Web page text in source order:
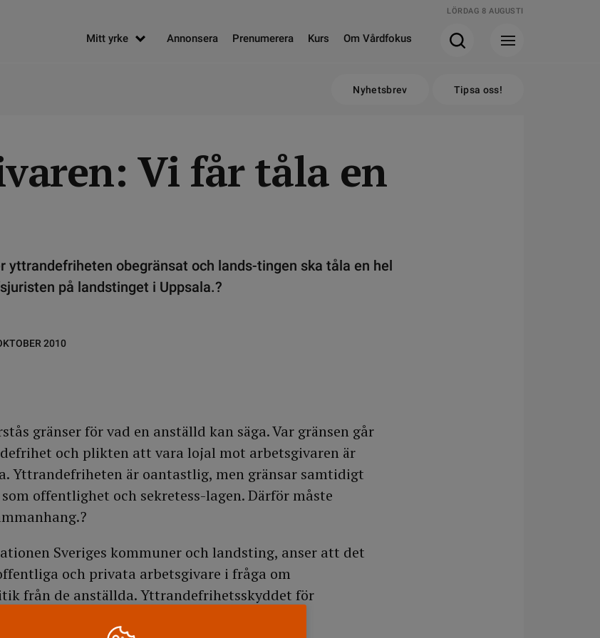
LÖRDAG 8 AUGUSTI
Mitt yrke Annonsera Prenumerera Kurs Om Vårdfokus
Nyhetsbrev Tipsa oss!
Vi får tåla en
yttrandefriheten obegränsat och lands-tingen ska tåla en hel
på landstinget i Uppsala.?
2010
gränser för vad en anställd kan säga. Var gränsen går
och plikten att vara lojal mot arbetsgivaren är
Yttrandefriheten är oantastlig, men gränsar samtidigt
offentlighet och sekretess-lagen. Därför måste
Sveriges kommuner och landsting, anser att det
och privata arbetsgivare i fråga om
från de anställda. Yttrandefrihetsskyddet för